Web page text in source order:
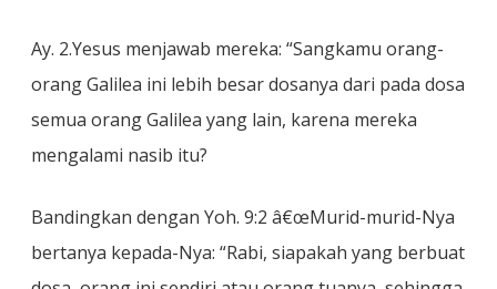
Ay. 2.Yesus menjawab mereka: “Sangkamu orang-
orang Galilea ini lebih besar dosanya dari pada dosa
semua orang Galilea yang lain, karena mereka
mengalami nasib itu?
Bandingkan dengan Yoh. 9:2 â€œMurid-murid-Nya
bertanya kepada-Nya: “Rabi, siapakah yang berbuat